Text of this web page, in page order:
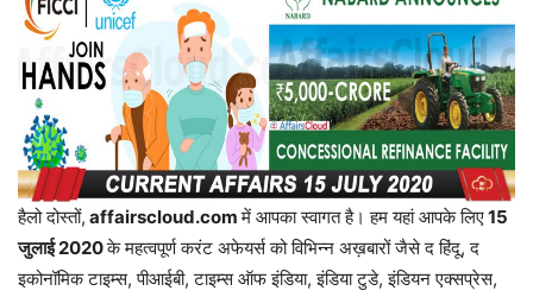
हैलो दोस्तों, affairscloud.comमें आपका स्वागत है। हम यहां आपके लिए15
जुलाई2020के महत्वपूर्ण करंट अफेयर्स को विभिन्न अख़बारों जैसे द हिंदू, द
इकोनॉमिक टाइम्स, पीआईबी, टाइम्स ऑफ इंडिया, इंडिया टुडे, इंडियन एक्सप्रेस,